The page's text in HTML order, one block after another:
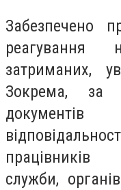
Забезпечено
затриманих,
Зокрема, за
працівників
служби,